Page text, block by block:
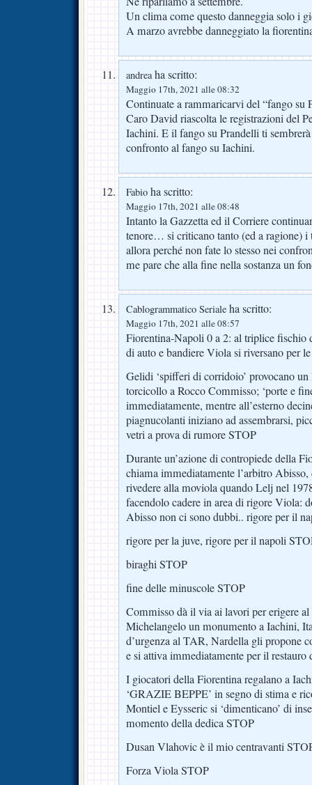
Un clima come questo danneggia solo i
A marzo avrebbe danneggiato la
andreaha scritto:
Maggio 17th, 2021 alle 08:32
Continuate a rammaricarvi del “fango su
Caro David riascolta le registrazioni del
Iachini. E il fango su Prandelli ti
confronto al fango su Iachini.
Fabio ha scritto:
Maggio 17th, 2021 alle 08:48
Intanto la Gazzetta ed il Corriere
tenore… si criticano tanto (ed a ragione) i
allora perché non fate lo stesso nei
me pare che alla fine nella sostanza un
Cablogrammatico Seriale ha scritto:
Maggio 17th, 2021 alle 08:57
Fiorentina-Napoli 0 a 2: al triplice fischio
di auto e bandiere Viola si riversano per
Gelidi ‘spifferi di corridoio’ provocano
torcicollo a Rocco Commisso; ‘porte e
immediatamente, mentre all’esterno
piagnucolanti iniziano ad assembrarsi,
vetri a prova di rumore STOP
Durante un’azione di contropiede della
chiama immediatamente l’arbitro
rivedere alla moviola quando Lelj nel
facendolo cadere in area di rigore Viola:
Abisso non ci sono dubbi.. rigore per il
rigore per la juve, rigore per il napoli
biraghi STOP
fine delle minuscole STOP
Commisso dà il via ai lavori per erigere
Michelangelo un monumento a Iachini,
d’urgenza al TAR, Nardella gli propone
e si attiva immediatamente per il
I giocatori della Fiorentina regalano a
‘GRAZIE BEPPE’ in segno di stima e
Montiel e Eysseric si ‘dimenticano’ di
momento della dedica STOP
Dusan Vlahovic è il mio centravanti
Forza Viola STOP